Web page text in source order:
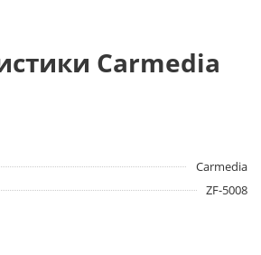
Carmedia
Carmedia
ZF-5008